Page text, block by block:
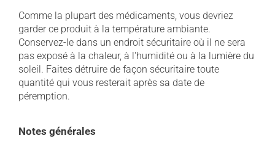
Comme la plupart des médicaments, vous devriez
garder ce produit à la température ambiante.
Conservez-le dans un endroit sécuritaire où il ne sera
pas exposé à la chaleur, à l'humidité ou à la lumière du
soleil. Faites détruire de façon sécuritaire toute
quantité qui vous resterait après sa date de
péremption.
Notes générales